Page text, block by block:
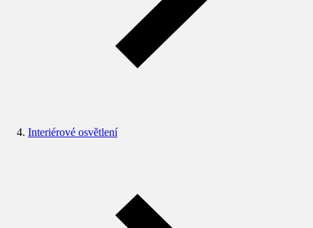
Interiérové osvětlení